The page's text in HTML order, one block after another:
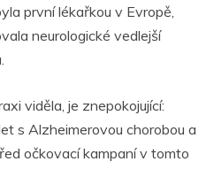
první lékařkou v Evropě,
neurologické vedlejší
viděla, je znepokojující:
s Alzheimerovou chorobou a
očkovací kampaní v tomto